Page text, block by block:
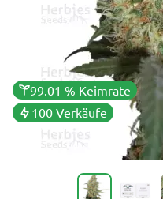
99.01 % Keimrate
100 Verkäufe